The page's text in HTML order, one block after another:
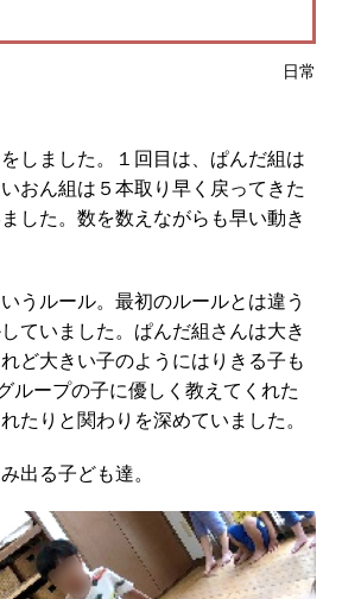
日常
しました。１回目は、ぱんだ組は
おん組は５本取り早く戻ってきた
した。数を数えながらも早い動き
うルール。最初のルールとは違う
ていました。ぱんだ組さんは大き
ど大きい子のようにはりきる子も
ループの子に優しく教えてくれた
たりと関わりを深めていました。
出る子ども達。